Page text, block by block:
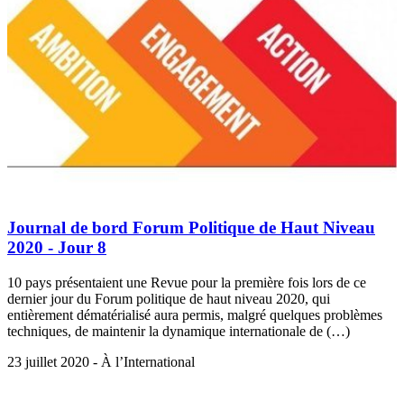
Journal de bord Forum Politique de Haut Niveau
2020 - Jour 8
10 pays présentaient une Revue pour la première fois lors de ce
dernier jour du Forum politique de haut niveau 2020, qui
entièrement dématérialisé aura permis, malgré quelques problèmes
techniques, de maintenir la dynamique internationale de (…)
23 juillet 2020 - À l’International